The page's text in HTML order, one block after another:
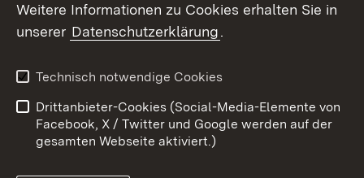
Kontakt
Datenschutz
Barrierefreiheit
Impressum Cookies
Weitere Informationen zu Cookies erhalten Sie in
unserer Datenschutzerklärung.
Technisch notwendige Cookies
Drittanbieter-Cookies (Social-Media-Elemente von
Facebook, X / Twitter und Google werden auf der
gesamten Webseite aktiviert.)